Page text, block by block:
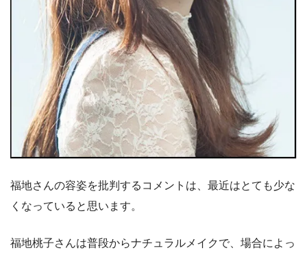
福地さんの容姿を批判するコメントは、最近はとても少な
くなっていると思います。
福地桃子さんは普段からナチュラルメイクで、場合によっ